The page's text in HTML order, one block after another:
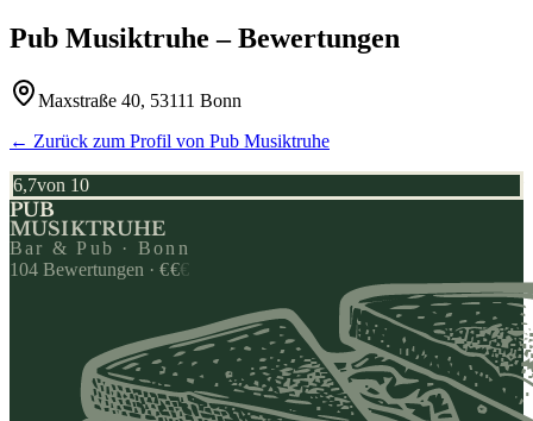
Pub Musiktruhe – Bewertungen
Maxstraße 40, 53111 Bonn
← Zurück zum Profil von Pub Musiktruhe
6,7von 10
PUB
MUSIKTRUHE
Bar & Pub · Bonn
104 Bewertungen · €€€